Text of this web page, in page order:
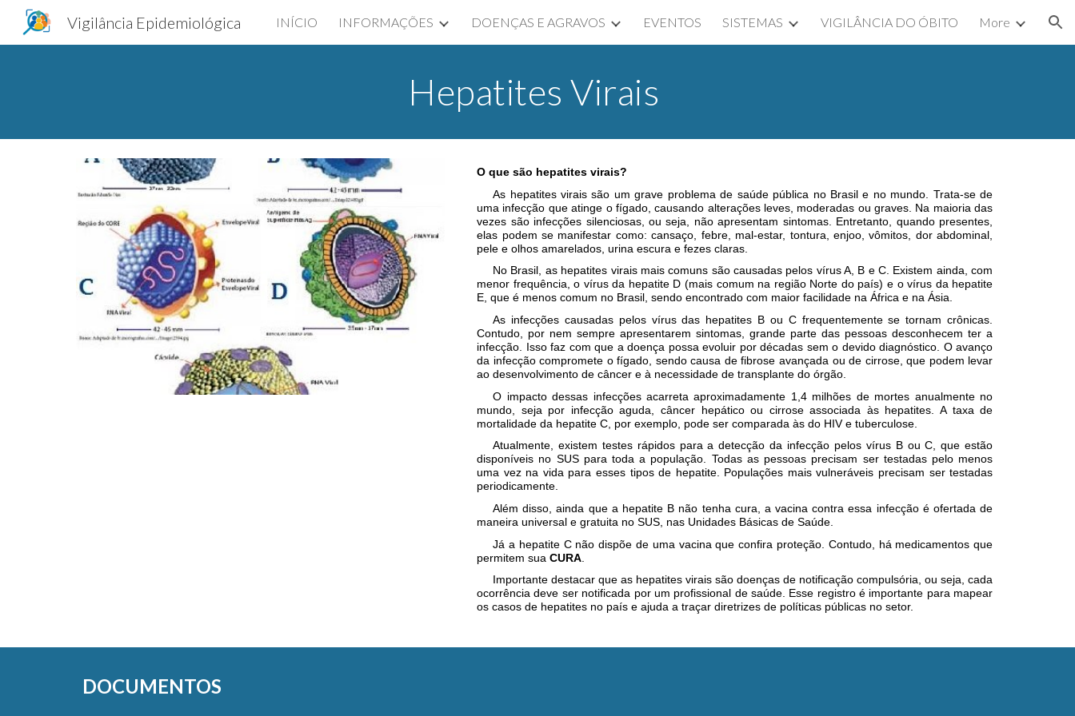
Skip to main content Skip to navigation
Vigilância Epidemiológica INÍCIO INFORMAÇÕES DOENÇAS E AGRAVOS EVENTOS SISTEMAS VIGILÂNCIA DO ÓBITO More
Hepatites Virais
O que são hepatites virais?
As hepatites virais são um grave problema de saúde pública no Brasil e no mundo. Trata-se de
uma infecção que atinge o fígado, causando alterações leves, moderadas ou graves. Na maioria das
vezes são infecções silenciosas, ou seja, não apresentam sintomas. Entretanto, quando presentes,
elas podem se manifestar como: cansaço, febre, mal-estar, tontura, enjoo, vômitos, dor abdominal,
pele e olhos amarelados, urina escura e fezes claras.
No Brasil, as hepatites virais mais comuns são causadas pelos vírus A, B e C. Existem ainda, com
menor frequência, o vírus da hepatite D (mais comum na região Norte do país) e o vírus da hepatite
E, que é menos comum no Brasil, sendo encontrado com maior facilidade na África e na Ásia.
As infecções causadas pelos vírus das hepatites B ou C frequentemente se tornam crônicas.
Contudo, por nem sempre apresentarem sintomas, grande parte das pessoas desconhecem ter a
infecção. Isso faz com que a doença possa evoluir por décadas sem o devido diagnóstico. O avanço
da infecção compromete o fígado, sendo causa de fibrose avançada ou de cirrose, que podem levar
ao desenvolvimento de câncer e à necessidade de transplante do órgão.
O impacto dessas infecções acarreta aproximadamente 1,4 milhões de mortes anualmente no
mundo, seja por infecção aguda, câncer hepático ou cirrose associada às hepatites. A taxa de
mortalidade da hepatite C, por exemplo, pode ser comparada às do HIV e tuberculose.
Atualmente, existem testes rápidos para a detecção da infecção pelos vírus B ou C, que estão
disponíveis no SUS para toda a população. Todas as pessoas precisam ser testadas pelo menos
uma vez na vida para esses tipos de hepatite. Populações mais vulneráveis precisam ser testadas
periodicamente.
Além disso, ainda que a hepatite B não tenha cura, a vacina contra essa infecção é ofertada de
maneira universal e gratuita no SUS, nas Unidades Básicas de Saúde.
Já a hepatite C não dispõe de uma vacina que confira proteção. Contudo, há medicamentos que
permitem suaCURA
Importante destacar que as hepatites virais são doenças de notificação compulsória, ou seja, cada
ocorrência deve ser notificada por um profissional de saúde. Esse registro é importante para mapear
os casos de hepatites no país e ajuda a traçar diretrizes de políticas públicas no setor.
DOCUMENTOS